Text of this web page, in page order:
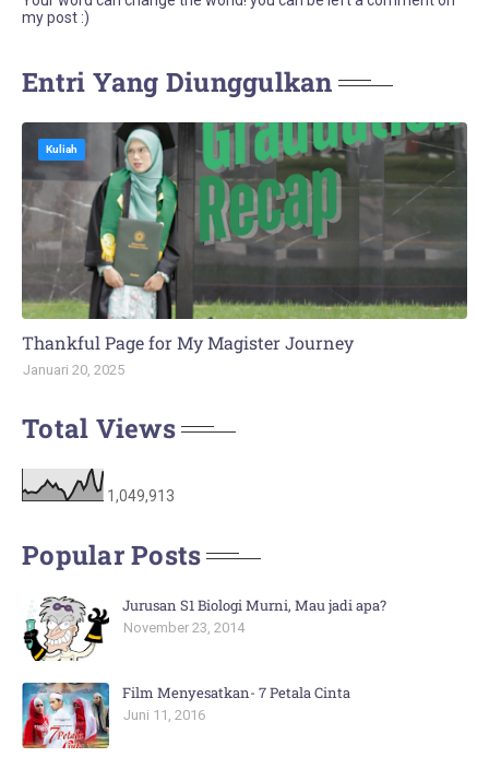
my post :)
Entri Yang Diunggulkan
Kuliah
Thankful Page for My Magister Journey
Januari 20, 2025
Total Views
1,049,913
Popular Posts
Jurusan S1 Biologi Murni, Mau jadi apa?
November 23, 2014
Film Menyesatkan- 7 Petala Cinta
Juni 11, 2016